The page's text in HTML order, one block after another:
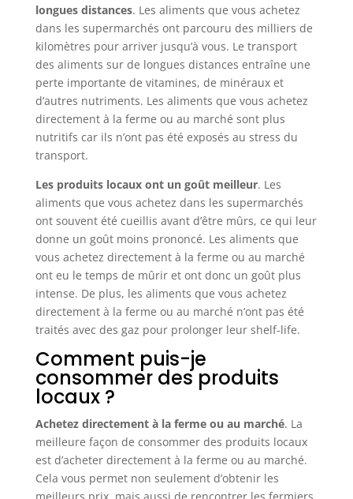
longues distances. Les aliments que vous achetez
dans les supermarchés ont parcouru des milliers de
kilomètres pour arriver jusqu’à vous. Le transport
des aliments sur de longues distances entraîne une
perte importante de vitamines, de minéraux et
d’autres nutriments. Les aliments que vous achetez
directement à la ferme ou au marché sont plus
nutritifs car ils n’ont pas été exposés au stress du
transport.
Les produits locaux ont un goût meilleur. Les
aliments que vous achetez dans les supermarchés
ont souvent été cueillis avant d’être mûrs, ce qui leur
donne un goût moins prononcé. Les aliments que
vous achetez directement à la ferme ou au marché
ont eu le temps de mûrir et ont donc un goût plus
intense. De plus, les aliments que vous achetez
directement à la ferme ou au marché n’ont pas été
traités avec des gaz pour prolonger leur shelf-life.
Comment puis-je
consommer des produits
locaux ?
Achetez directement à la ferme ou au marché. La
meilleure façon de consommer des produits locaux
est d’acheter directement à la ferme ou au marché.
Cela vous permet non seulement d’obtenir les